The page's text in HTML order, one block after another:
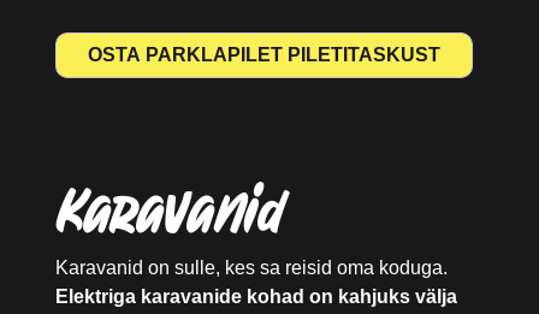
OSTA PARKLAPILET PILETITASKUST
Karavanid
Karavanid on sulle, kes sa reisid oma koduga.
Elektriga karavanide kohad on kahjuks välja